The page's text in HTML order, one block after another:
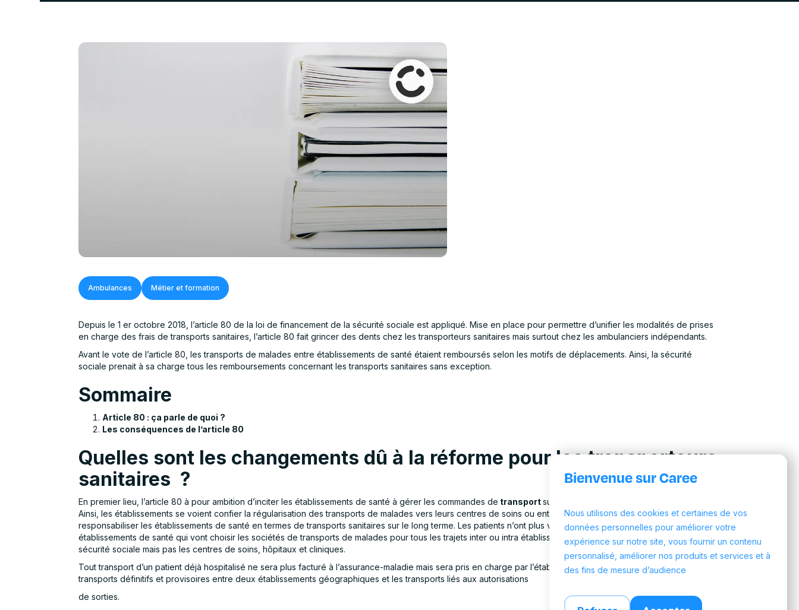
Ambulances Métier et formation
Depuis le 1 er octobre 2018, l’article 80 de la loi de financement de la sécurité sociale est appliqué. Mise en place pour permettre d’unifier les modalités de prises
en charge des frais de transports sanitaires, l’article 80 fait grincer des dents chez les transporteurs sanitaires mais surtout chez les ambulanciers indépendants.
Avant le vote de l’article 80, les transports de malades entre établissements de santé étaient remboursés selon les motifs de déplacements. Ainsi, la sécurité
sociale prenait à sa charge tous les remboursements concernant les transports sanitaires sans exception.
Sommaire
Article 80 : ça parle de quoi ?
Les conséquences de l’article 80
Quelles sont les changements dû à la réforme pour les transporteurs
sanitaires ?
En premier lieu, l’article 80 à pour ambition d’inciter les établissements de santé à gérer les commandes de transportsur la base des prescriptions médicales.
Ainsi, les établissements se voient confier la régularisation des transports de malades vers leurs centres de soins ou entre deux établissements. Le but étant de
responsabiliser les établissements de santé en termes de transports sanitaires sur le long terme. Les patients n’ont plus voix au chapitre puisque ce sont les
établissements de santé qui vont choisir les sociétés de transports de malades pour tous les trajets inter ou intra établissements. Ils ne seront plus assurés par la
sécurité sociale mais pas les centres de soins, hôpitaux et cliniques.
Tout transport d’un patient déjà hospitalisé ne sera plus facturé à l’assurance-maladie mais sera pris en charge par l’établissement prescripteur. On y trouve les
transports définitifs et provisoires entre deux établissements géographiques et les transports liés aux autorisations
de sorties.
Bienvenue sur Caree
Nous utilisons des cookies et certaines de vos
données personnelles pour améliorer votre
expérience sur notre site, vous fournir un contenu
personnalisé, améliorer nos produits et services et à
des fins de mesure d’audience